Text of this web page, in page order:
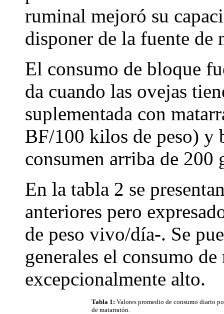
ruminal mejoró su
disponer de la fuente de
El consumo de bloque
da cuando las ovejas
suplementada con
BF/100 kilos de peso) y
consumen arriba de 200
En la tabla 2 se
anteriores pero
de peso vivo/día-. Se
generales el consumo
excepcionalmente alto.
Tabla 1: Valores promedio de consumo diario
de matarratón.